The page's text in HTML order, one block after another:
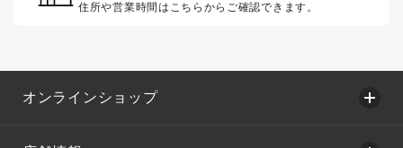
住所や営業時間はこちらからご確認できます。
オンラインショップ